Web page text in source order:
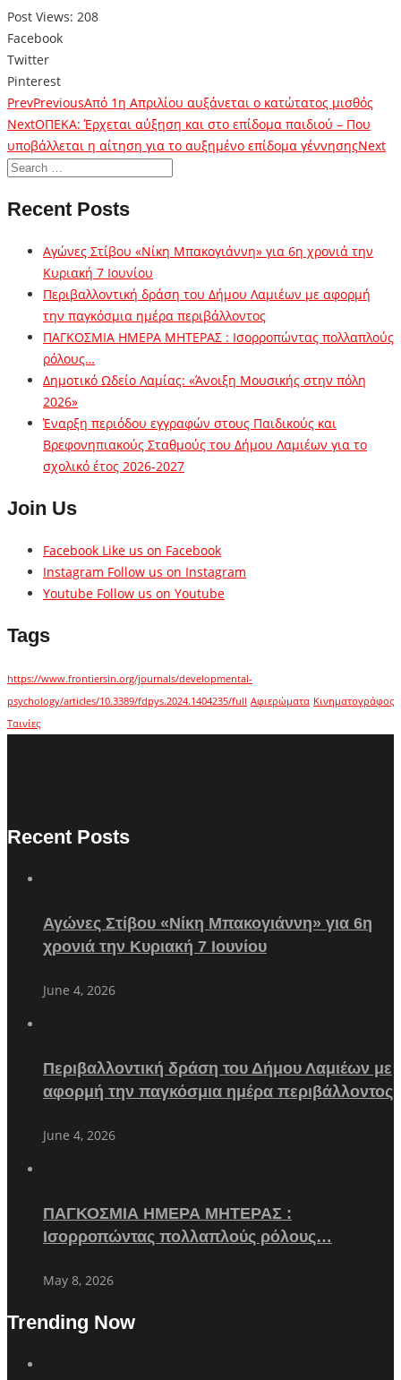
Post Views: 208
Facebook
Twitter
Pinterest
PrevPreviousΑπό 1η Απριλίου αυξάνεται ο κατώτατος μισθός
NextΟΠΕΚΑ: Έρχεται αύξηση και στο επίδομα παιδιού – Που
υποβάλλεται η αίτηση για το αυξημένο επίδομα γέννησηςNext
Recent Posts
Αγώνες Στίβου «Νίκη Μπακογιάννη» για 6η χρονιά την
Κυριακή 7 Ιουνίου
Περιβαλλοντική δράση του Δήμου Λαμιέων με αφορμή
την παγκόσμια ημέρα περιβάλλοντος
ΠΑΓΚΟΣΜΙΑ ΗΜΕΡΑ ΜΗΤΕΡΑΣ : Ισορροπώντας πολλαπλούς
ρόλους…
Δημοτικό Ωδείο Λαμίας: «Άνοιξη Μουσικής στην πόλη
2026»
Έναρξη περιόδου εγγραφών στους Παιδικούς και
Βρεφονηπιακούς Σταθμούς του Δήμου Λαμιέων για το
σχολικό έτος 2026-2027
Join Us
Facebook Like us on Facebook
Instagram Follow us on Instagram
Youtube Follow us on Youtube
Tags
https://www.frontiersin.org/journals/developmental-
psychology/articles/10.3389/fdpys.2024.1404235/full Αφιερώματα Κινηματογράφος
Ταινίες
Recent Posts
Αγώνες Στίβου «Νίκη Μπακογιάννη» για 6η
χρονιά την Κυριακή 7 Ιουνίου
June 4, 2026
Περιβαλλοντική δράση του Δήμου Λαμιέων με
αφορμή την παγκόσμια ημέρα περιβάλλοντος
June 4, 2026
ΠΑΓΚΟΣΜΙΑ ΗΜΕΡΑ ΜΗΤΕΡΑΣ :
Ισορροπώντας πολλαπλούς ρόλους…
May 8, 2026
Trending Now